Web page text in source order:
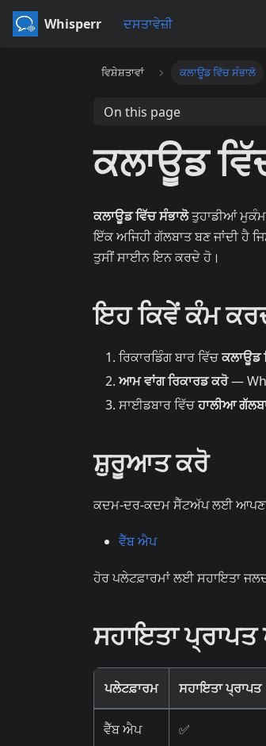
Whisperr ਦਸਤਾਵੇਜ਼ੀ
ਵਿਸ਼ੇਸ਼ਤਾਵਾਂ ਕਲਾਊਡ ਵਿੱਚ ਸੰਭਾਲੋ
On this page
ਕਲਾਊਡ
ਕਲਾਊਡ ਵਿੱਚ ਸੰਭਾਲੋਤੁਹਾਡੀਆਂ
ਇੱਕ ਅਜਿਹੀ ਗੱਲਬਾਤ ਬਣ ਜਾਂਦੀ ਹੈ
ਤੁਸੀਂ ਸਾਈਨ ਇਨ ਕਰਦੇ ਹੋ।
ਇਹ ਕਿਵੇਂ ਕੰਮ
ਰਿਕਾਰਡਿੰਗ ਬਾਰ ਵਿੱਚਕਲਾਊਡ
ਆਮ ਵਾਂਗ ਰਿਕਾਰਡ ਕਰੋ—
ਸਾਈਡਬਾਰ ਵਿੱਚਹਾਲੀਆ
ਸ਼ੁਰੂਆਤ ਕਰੋ
ਕਦਮ-ਦਰ-ਕਦਮ ਸੈੱਟਅੱਪ ਲਈ
ਵੈੱਬ ਐਪ
ਹੋਰ ਪਲੇਟਫ਼ਾਰਮਾਂ ਲਈ ਸਹਾਇਤਾ
ਸਹਾਇਤਾ
ਪਲੇਟਫ਼ਾਰਮ ਸਹਾਇਤਾ ਪ੍ਰਾਪਤ
ਵੈੱਬ ਐਪ ✅